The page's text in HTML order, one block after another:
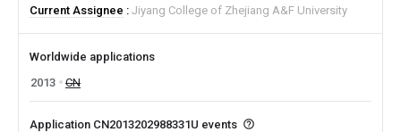
Current Assignee
Jiyang College of Zhejiang A&F University
Worldwide applications
2013
CN
Application CN2013202988331U events